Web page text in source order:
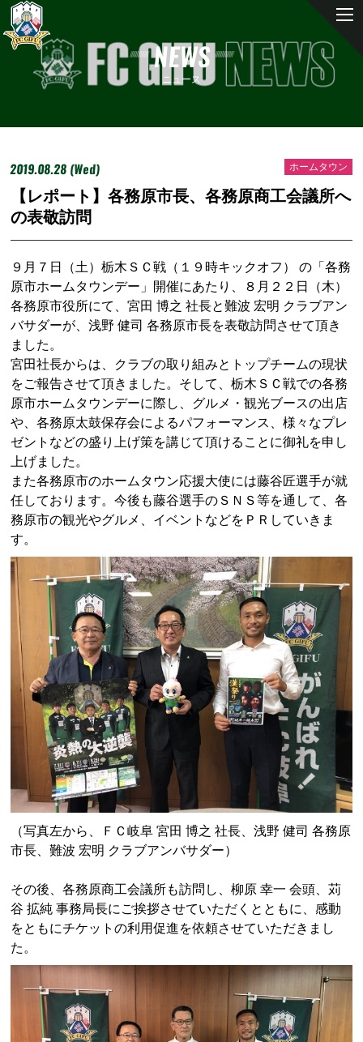
NEWS
ニュース
2019.08.28 (Wed) ホームタウン
【レポート】各務原市長、各務原商工会議所へ
の表敬訪問
９月７日（土）栃木ＳＣ戦（１９時キックオフ） の「各務
原市ホームタウンデー」開催にあたり、８月２２日（木）
各務原市役所にて、宮田 博之 社長と難波 宏明 クラブアン
バサダーが、浅野 健司 各務原市長を表敬訪問させて頂き
ました。
宮田社長からは、クラブの取り組みとトップチームの現状
をご報告させて頂きました。そして、栃木ＳＣ戦での各務
原市ホームタウンデーに際し、グルメ・観光ブースの出店
や、各務原太鼓保存会によるパフォーマンス、様々なプレ
ゼントなどの盛り上げ策を講じて頂けることに御礼を申し
上げました。
また各務原市のホームタウン応援大使には藤谷匠選手が就
任しております。今後も藤谷選手のＳＮＳ等を通して、各
務原市の観光やグルメ、イベントなどをＰＲしていきま
す。
（写真左から、ＦＣ岐阜 宮田 博之 社長、浅野 健司 各務原
市長、難波 宏明 クラブアンバサダー）
その後、各務原商工会議所も訪問し、柳原 幸一 会頭、苅
谷 拡純 事務局長にご挨拶させていただくとともに、感動
をともにチケットの利用促進を依頼させていただきまし
た。